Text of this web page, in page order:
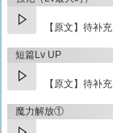
【原文】待补充
短篇Lv UP
【原文】待补充
魔力解放①